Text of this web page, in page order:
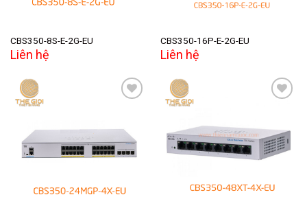
CBS350-8S-E-2G-EU
Liên hệ
CBS350-16P-E-2G-EU
Liên hệ
Add to
wishlist
Add to
wishlist